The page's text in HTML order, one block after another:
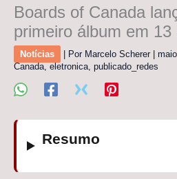
Boards of Canada
primeiro álbum em 13
Notícias | Por Marcelo Scherer
Canada, eletronica, publicado_redes
Resumo